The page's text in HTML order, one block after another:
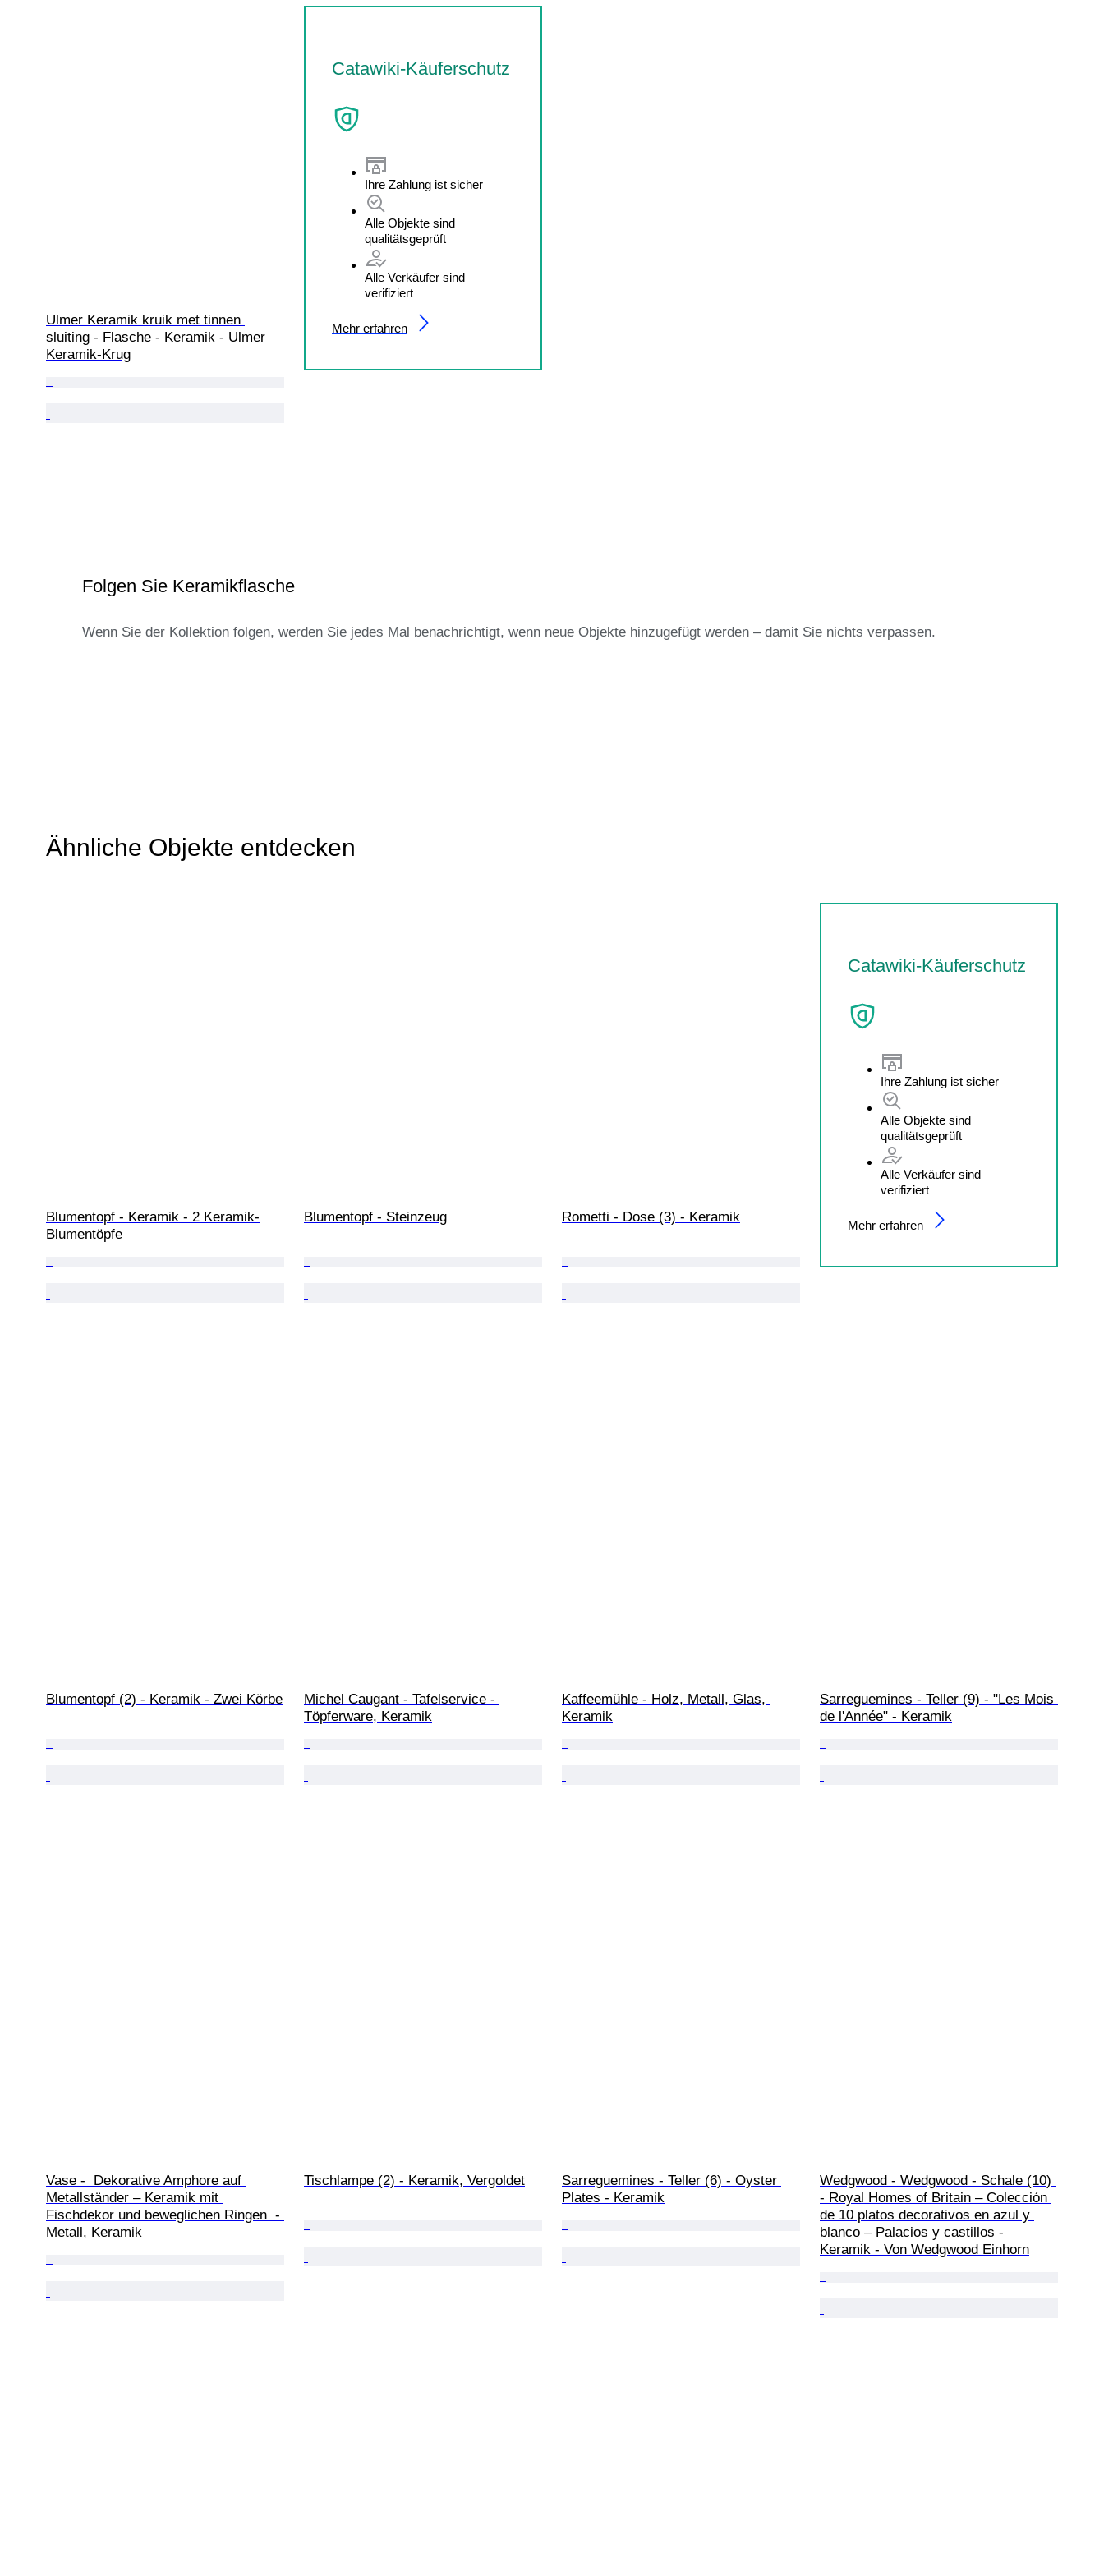
Ulmer Keramik kruik met tinnen
sluiting - Flasche - Keramik - Ulmer
Keramik-Krug
Catawiki-Käuferschutz
Ihre Zahlung ist sicher
Alle Objekte sind
qualitätsgeprüft
Alle Verkäufer sind
verifiziert
Mehr erfahren
Folgen Sie Keramikflasche
Wenn Sie der Kollektion folgen, werden Sie jedes Mal benachrichtigt, wenn neue Objekte hinzugefügt werden – damit Sie nichts verpassen.
Ähnliche Objekte entdecken
Catawiki-Käuferschutz
Ihre Zahlung ist sicher
Alle Objekte sind
qualitätsgeprüft
Alle Verkäufer sind
verifiziert
Mehr erfahren
Blumentopf - Keramik - 2 Keramik-
Blumentöpfe
Blumentopf - Steinzeug Rometti - Dose (3) - Keramik
Blumentopf (2) - Keramik - Zwei Körbe
Michel Caugant - Tafelservice -
Töpferware, Keramik
Kaffeemühle - Holz, Metall, Glas,
Keramik
Sarreguemines - Teller (9) - "Les Mois
de l'Année" - Keramik
Vase -  Dekorative Amphore auf
Metallständer – Keramik mit
Fischdekor und beweglichen Ringen  -
Metall, Keramik
Tischlampe (2) - Keramik, Vergoldet
Sarreguemines - Teller (6) - Oyster
Plates - Keramik
Wedgwood - Wedgwood - Schale (10)
- Royal Homes of Britain – Colección
de 10 platos decorativos en azul y
blanco – Palacios y castillos -
Keramik - Von Wedgwood Einhorn